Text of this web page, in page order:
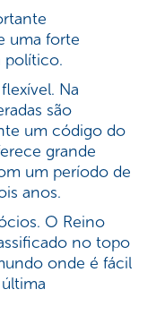
uma forte
político.
Na
são
um código do
grande
um período de
anos.
O Reino
no topo
onde é fácil